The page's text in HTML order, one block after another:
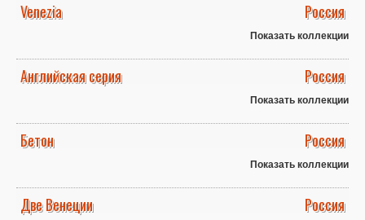
Venezia Россия
Показать коллекции
Английская серия Россия
Показать коллекции
Бетон Россия
Показать коллекции
Две Венеции Россия